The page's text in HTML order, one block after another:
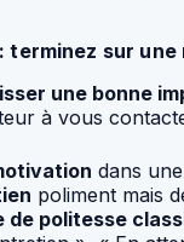
terminez sur
une bonne
à vous
dans
poliment mais
de politesse